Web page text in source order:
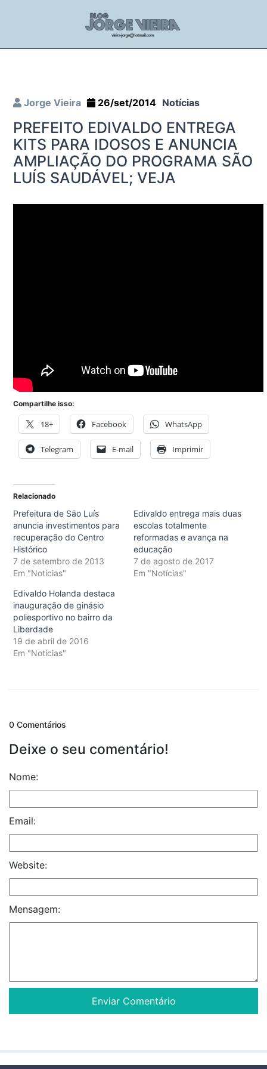
Jorge Vieira 26/set/2014 Notícias
PREFEITO EDIVALDO ENTREGA
KITS PARA IDOSOS E ANUNCIA
AMPLIAÇÃO DO PROGRAMA SÃO
LUÍS SAUDÁVEL; VEJA
Compartilhe isso:
18+ Facebook WhatsApp
Telegram E-mail Imprimir
Relacionado
Prefeitura de São Luís
anuncia investimentos para
recuperação do Centro
Histórico
7 de setembro de 2013
Em "Notícias"
Edivaldo entrega mais duas
escolas totalmente
reformadas e avança na
educação
7 de agosto de 2017
Em "Notícias"
Edivaldo Holanda destaca
inauguração de ginásio
poliesportivo no bairro da
Liberdade
19 de abril de 2016
Em "Notícias"
0 Comentários
Deixe o seu comentário!
Nome:
Email:
Website:
Mensagem: